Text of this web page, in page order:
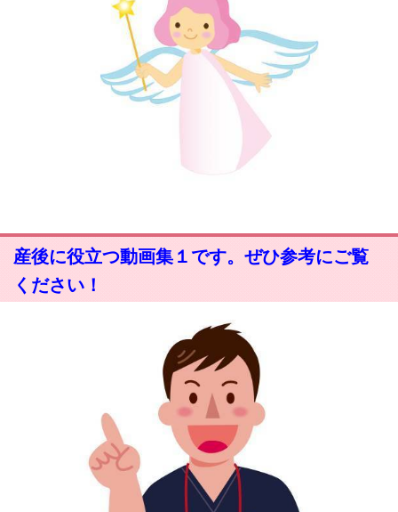
産後に役立つ動画集１です。ぜひ参考にご覧
ください！